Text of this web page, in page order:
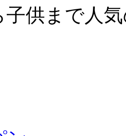
子供まで人